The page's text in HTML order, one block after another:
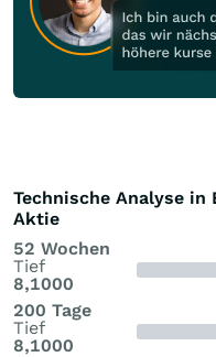
Technische Analyse in
Aktie
52 Wochen
Tief
8,1000
200 Tage
Tief
8,1000